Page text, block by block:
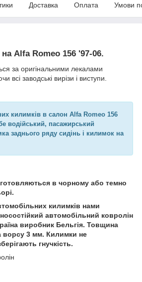
Доставка Оплата Умови
Alfa Romeo 156 '97-06.
за оригінальними лекалами
всі заводські вирізи і виступи.
килимків в салон Alfa Romeo 156
водійський, пасажирський
заднього ряду сидінь і килимок на
в чорному або темно
килимків нами
автомобільний ковролін
виробник Бельгія. Товщина
ворсу 3 мм. Килимки не
гнучкість.